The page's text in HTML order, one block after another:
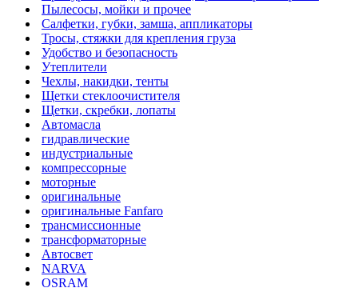
Пылесосы, мойки и прочее
Салфетки, губки, замша, аппликаторы
Тросы, стяжки для крепления груза
Удобство и безопасность
Утеплители
Чехлы, накидки, тенты
Щетки стеклоочистителя
Щетки, скребки, лопаты
Автомасла
гидравлические
индустриальные
компрессорные
моторные
оригинальные
оригинальные Fanfaro
трансмиссионные
трансформаторные
Автосвет
NARVA
OSRAM